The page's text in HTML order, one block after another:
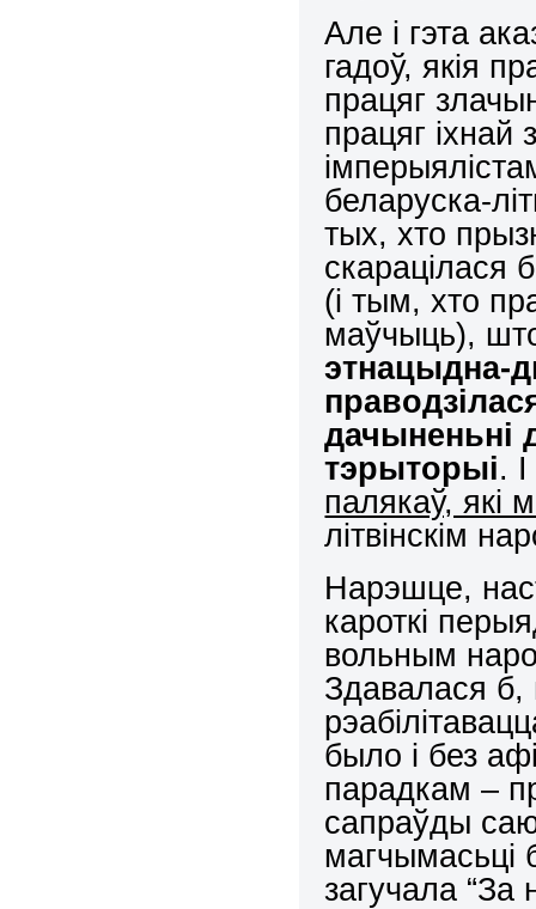
Але і гэта
гадоў, якія
працяг
працяг іхнай
беларуска-
тых, хто
скарацілася
(і тым, хто
маўчыць),
этнацыдна-
дачыненьні
тэрыторыі.
палякаў, які
літвінскім
Нарэшце,
кароткі
вольным
Здавалася б,
было і без
парадкам –
сапраўды
загучала